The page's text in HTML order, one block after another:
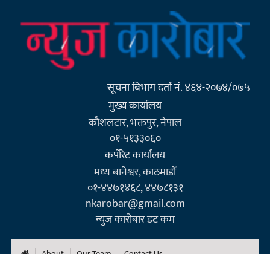
सूचना बिभाग दर्ता नं. ४६४-२०७४/०७५
मुख्य कार्यालय
कौशलटार, भक्तपुर, नेपाल
०१-५१३३०६०
कर्पाेरेट कार्यालय
मध्य बानेश्वर, काठमाडौँ
०१-४४७१४६८, ४४७८१३१
nkarobar@gmail.com
न्युज कारोबार डट कम